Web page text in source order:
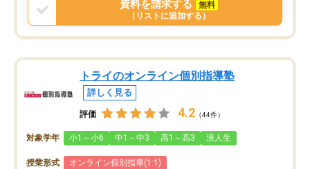
資料を請求する
無料
（リストに追加する）
トライのオンライン個別指導塾
詳しく見る
評価 4.2 （44件）
対象学年 小1～小6 中1～中3 高1～高3 浪人生
授業形式 オンライン個別指導(1:1)